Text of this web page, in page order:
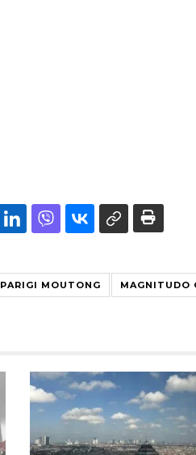
PARIGI MOUTONG MAGNITUDO